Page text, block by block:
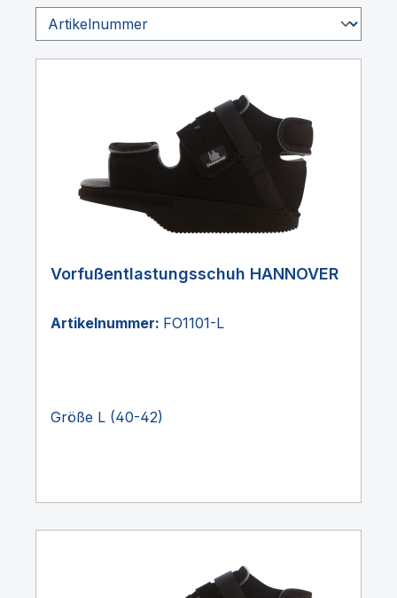
Vorfußentlastungsschuh HANNOVER
Artikelnummer: FO1101-L
Größe L (40-42)